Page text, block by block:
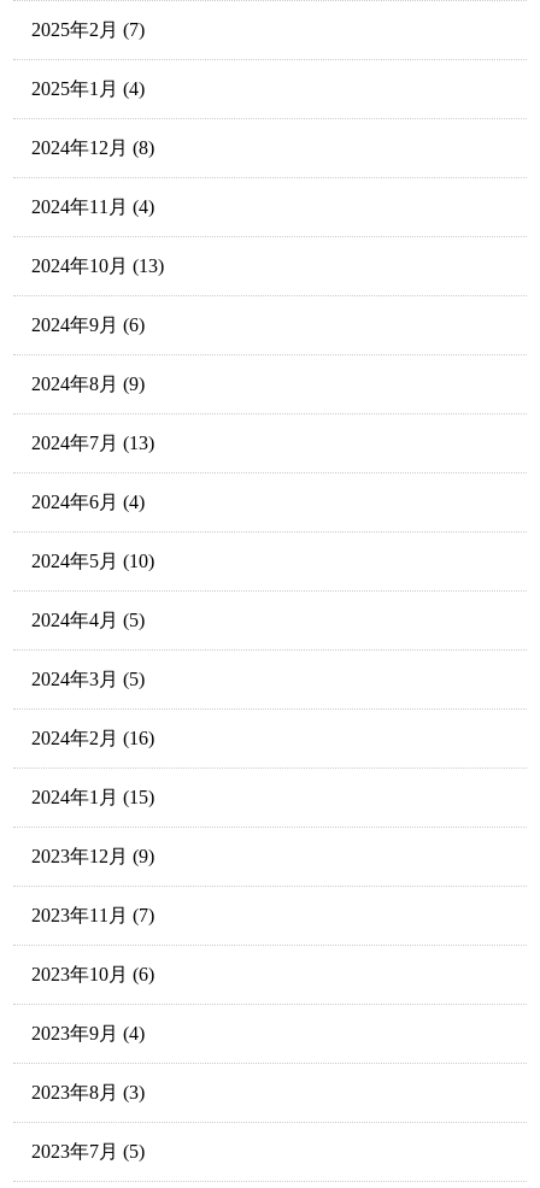
2025年2月 (7)
2025年1月 (4)
2024年12月 (8)
2024年11月 (4)
2024年10月 (13)
2024年9月 (6)
2024年8月 (9)
2024年7月 (13)
2024年6月 (4)
2024年5月 (10)
2024年4月 (5)
2024年3月 (5)
2024年2月 (16)
2024年1月 (15)
2023年12月 (9)
2023年11月 (7)
2023年10月 (6)
2023年9月 (4)
2023年8月 (3)
2023年7月 (5)